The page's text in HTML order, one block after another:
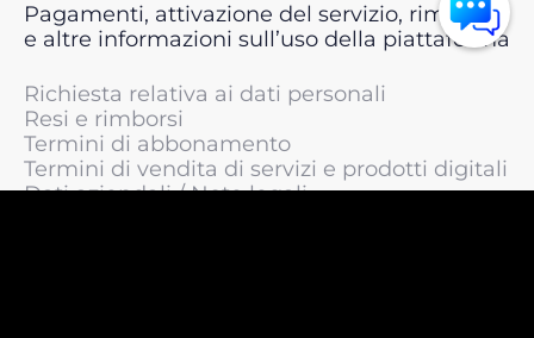
Pagamenti, attivazione del servizio, rimborsi
e altre informazioni sull’uso della piattaforma
Richiesta relativa ai dati personali
Resi e rimborsi
Termini di abbonamento
Termini di vendita di servizi e prodotti digitali
Dati aziendali / Note legali